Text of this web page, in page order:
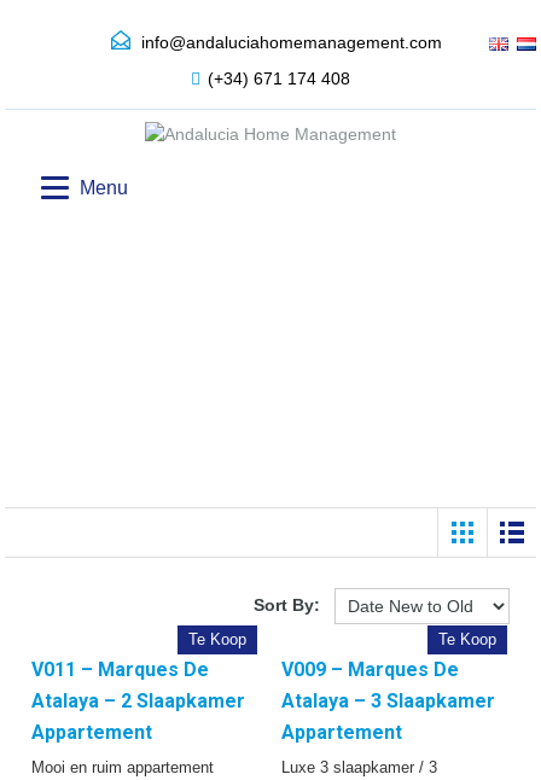
info@andaluciahomemanagement.com
(+34) 671 174 408
Menu
Sort By:
Te Koop
V011 – Marques De
Atalaya – 2 Slaapkamer
Appartement
Mooi en ruim appartement
Te Koop
V009 – Marques De
Atalaya – 3 Slaapkamer
Appartement
Luxe 3 slaapkamer / 3